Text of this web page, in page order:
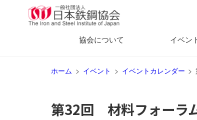
協会について イベン
ホーム イベント イベントカレンダー
第32回 材料フォーラ